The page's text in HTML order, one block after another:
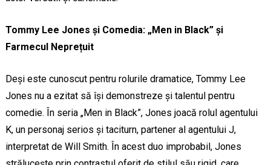
Tommy Lee Jones și Comedia: „Men in Black” și
Farmecul Neprețuit
Deși este cunoscut pentru rolurile dramatice, Tommy Lee
Jones nu a ezitat să își demonstreze și talentul pentru
comedie. În seria „Men in Black”, Jones joacă rolul agentului
K, un personaj serios și taciturn, partener al agentului J,
interpretat de Will Smith. În acest duo improbabil, Jones